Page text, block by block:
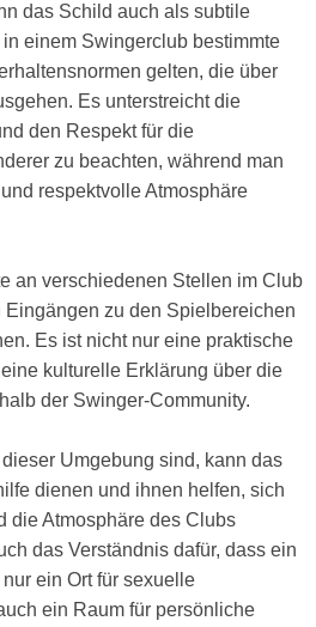
das Schild auch als subtile
einem Swingerclub bestimmte
gelten, die über
Es unterstreicht die
den Respekt für die
zu beachten, während man
respektvolle Atmosphäre
an verschiedenen Stellen im Club
zu den Spielbereichen
Es ist nicht nur eine praktische
kulturelle Erklärung über die
der Swinger-Community.
Umgebung sind, kann das
dienen und ihnen helfen, sich
die Atmosphäre des Clubs
das Verständnis dafür, dass ein
ein Ort für sexuelle
ein Raum für persönliche